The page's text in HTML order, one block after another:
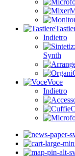
Indietro
Synth
Voce
Indietro